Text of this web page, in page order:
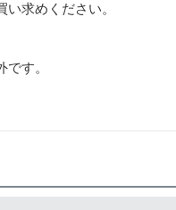
求めください。
す。